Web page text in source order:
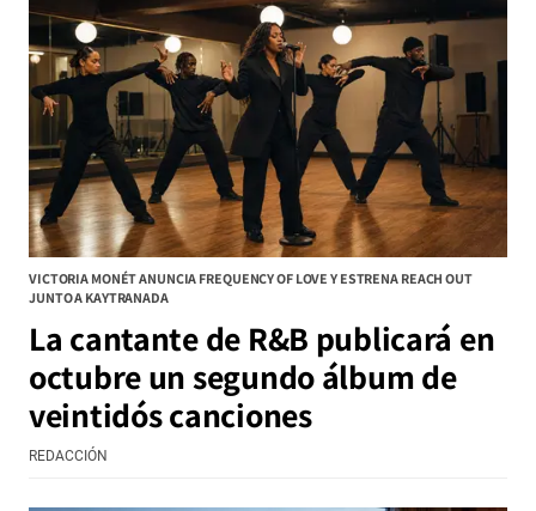
VICTORIA MONÉT ANUNCIA FREQUENCY OF LOVE Y ESTRENA REACH OUT
JUNTO A KAYTRANADA
La cantante de R&B publicará en
octubre un segundo álbum de
veintidós canciones
REDACCIÓN